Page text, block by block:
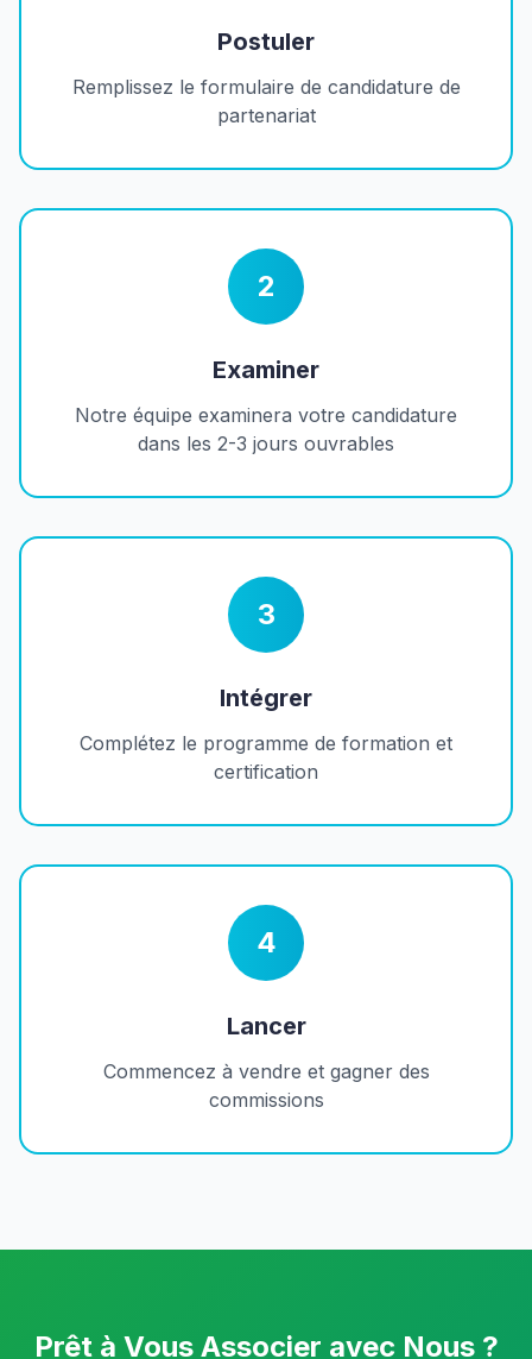
Postuler
Remplissez le formulaire de candidature de
partenariat
2
Examiner
Notre équipe examinera votre candidature
dans les 2-3 jours ouvrables
3
Intégrer
Complétez le programme de formation et
certification
4
Lancer
Commencez à vendre et gagner des
commissions
Prêt à Vous Associer avec Nous ?